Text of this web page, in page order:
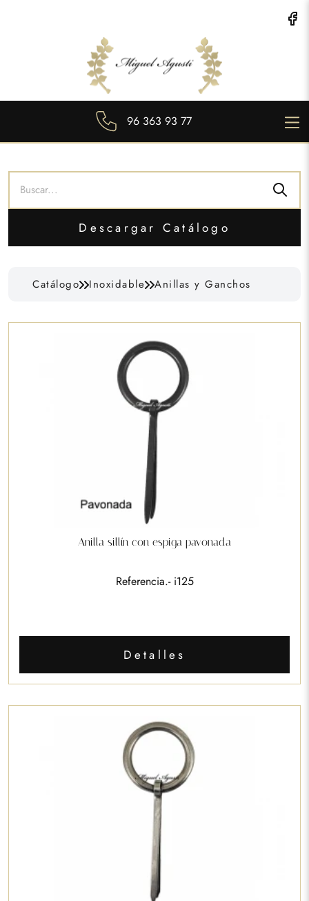
96 363 93 77
Descargar Catálogo
Catálogo Inoxidable Anillas y Ganchos
Anilla sillín con espiga pavonada
Referencia.- i125
Detalles